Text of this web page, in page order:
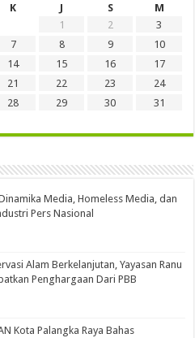
K J S
M
1
2
3
7 8 9
10
14 15 16
17
21 22 23
24
28 29 30
31
Media, Homeless Media, dan
Pers Nasional
Alam Berkelanjutan, Yayasan Ranu
Penghargaan Dari PBB
Kota Palangka Raya Bahas